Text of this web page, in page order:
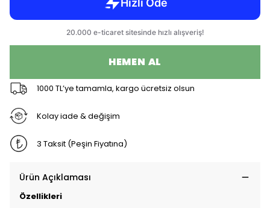
HEMEN AL
1000 TL’ye tamamla, kargo ücretsiz olsun
Kolay iade & değişim
3 Taksit (Peşin Fiyatına)
Ürün Açıklaması
Özellikleri